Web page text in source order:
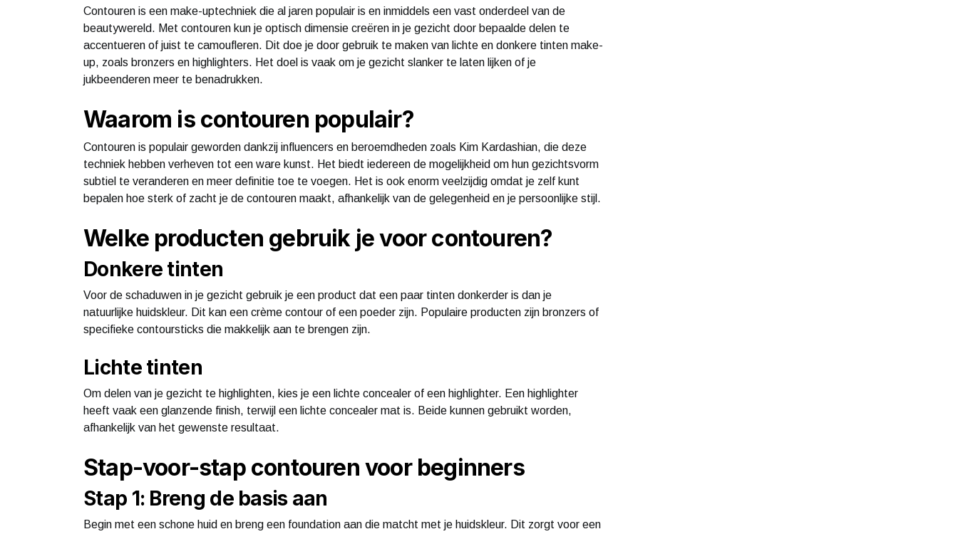
Contouren is een make-uptechniek die al jaren populair is en inmiddels een vast onderdeel van de
beautywereld. Met contouren kun je optisch dimensie creëren in je gezicht door bepaalde delen te
accentueren of juist te camoufleren. Dit doe je door gebruik te maken van lichte en donkere tinten make-
up, zoals bronzers en highlighters. Het doel is vaak om je gezicht slanker te laten lijken of je
jukbeenderen meer te benadrukken.
Waarom is contouren populair?
Contouren is populair geworden dankzij influencers en beroemdheden zoals Kim Kardashian, die deze
techniek hebben verheven tot een ware kunst. Het biedt iedereen de mogelijkheid om hun gezichtsvorm
subtiel te veranderen en meer definitie toe te voegen. Het is ook enorm veelzijdig omdat je zelf kunt
bepalen hoe sterk of zacht je de contouren maakt, afhankelijk van de gelegenheid en je persoonlijke stijl.
Welke producten gebruik je voor contouren?
Donkere tinten
Voor de schaduwen in je gezicht gebruik je een product dat een paar tinten donkerder is dan je
natuurlijke huidskleur. Dit kan een crème contour of een poeder zijn. Populaire producten zijn bronzers of
specifieke contoursticks die makkelijk aan te brengen zijn.
Lichte tinten
Om delen van je gezicht te highlighten, kies je een lichte concealer of een highlighter. Een highlighter
heeft vaak een glanzende finish, terwijl een lichte concealer mat is. Beide kunnen gebruikt worden,
afhankelijk van het gewenste resultaat.
Stap-voor-stap contouren voor beginners
Stap 1: Breng de basis aan
Begin met een schone huid en breng een foundation aan die matcht met je huidskleur. Dit zorgt voor een